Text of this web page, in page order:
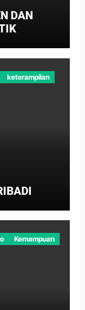
DAN
keterampilan
Kemampuan